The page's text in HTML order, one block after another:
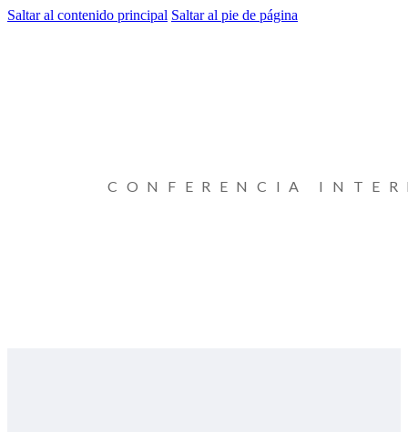
Saltar al contenido principal Saltar al pie de página
CONFERENCIA